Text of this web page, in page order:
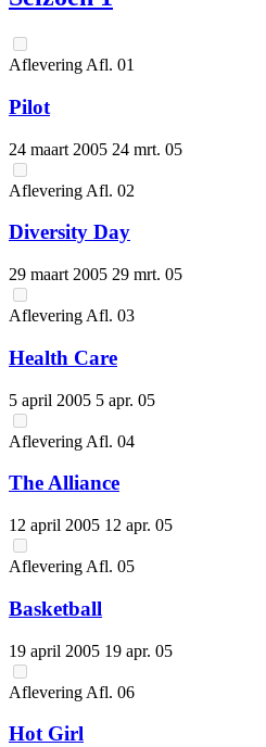
Aflevering Afl. 01
Pilot
24 maart 2005 24 mrt. 05
Aflevering Afl. 02
Diversity Day
29 maart 2005 29 mrt. 05
Aflevering Afl. 03
Health Care
5 april 2005 5 apr. 05
Aflevering Afl. 04
The Alliance
12 april 2005 12 apr. 05
Aflevering Afl. 05
Basketball
19 april 2005 19 apr. 05
Aflevering Afl. 06
Hot Girl